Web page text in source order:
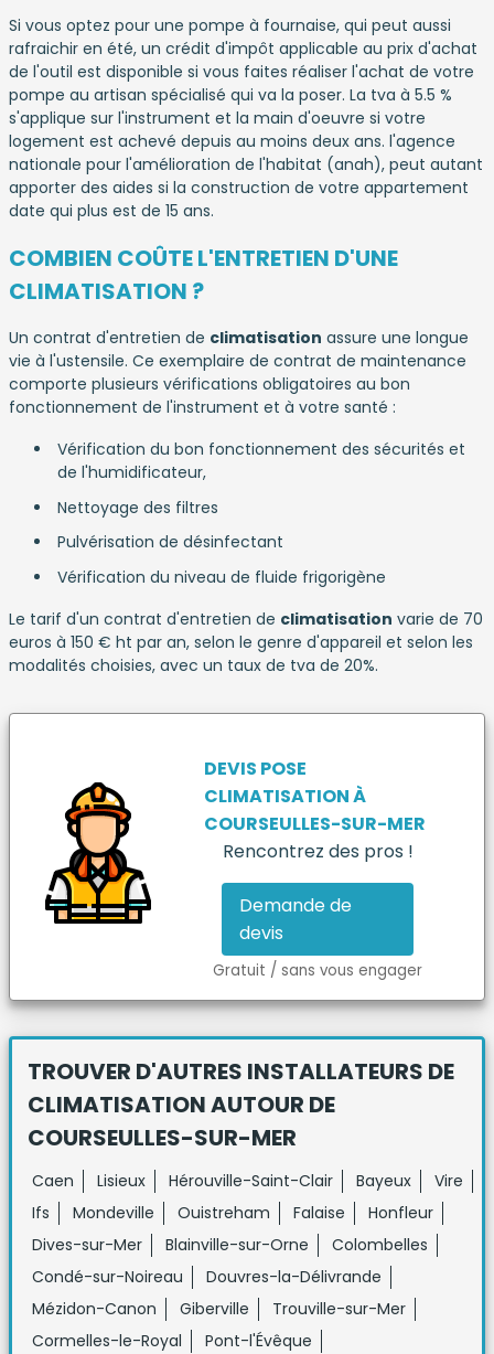
Si vous optez pour une pompe à fournaise, qui peut aussi
rafraichir en été, un crédit d'impôt applicable au prix d'achat
de l'outil est disponible si vous faites réaliser l'achat de votre
pompe au artisan spécialisé qui va la poser. La tva à 5.5 %
s'applique sur l'instrument et la main d'oeuvre si votre
logement est achevé depuis au moins deux ans. l'agence
nationale pour l'amélioration de l'habitat (anah), peut autant
apporter des aides si la construction de votre appartement
date qui plus est de 15 ans.
COMBIEN COÛTE L'ENTRETIEN D'UNE
CLIMATISATION ?
Un contrat d'entretien de climatisation assure une longue
vie à l'ustensile. Ce exemplaire de contrat de maintenance
comporte plusieurs vérifications obligatoires au bon
fonctionnement de l'instrument et à votre santé :
Vérification du bon fonctionnement des sécurités et
de l'humidificateur,
Nettoyage des filtres
Pulvérisation de désinfectant
Vérification du niveau de fluide frigorigène
Le tarif d'un contrat d'entretien de climatisation varie de 70
euros à 150 € ht par an, selon le genre d'appareil et selon les
modalités choisies, avec un taux de tva de 20%.
DEVIS POSE
CLIMATISATIONÀ
COURSEULLES-SUR-MER
Rencontrez des pros !
Demande de
devis
Gratuit / sans vous engager
TROUVER D'AUTRES INSTALLATEURS DE
CLIMATISATIONAUTOUR DE
COURSEULLES-SUR-MER
Caen Lisieux Hérouville-Saint-Clair Bayeux
Vire
Ifs
Mondeville Ouistreham Falaise
Honfleur
Dives-sur-Mer
Blainville-sur-Orne
Colombelles
Condé-sur-Noireau
Douvres-la-Délivrande
Mézidon-Canon
Giberville
Trouville-sur-Mer
Cormelles-le-Royal
Pont-l'Évêque